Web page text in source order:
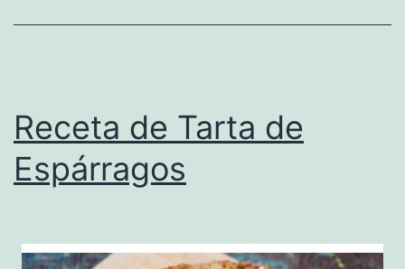
Receta de Tarta de
Espárragos